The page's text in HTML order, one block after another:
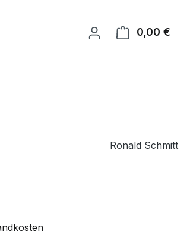
0,00 €
Ronald Schmitt